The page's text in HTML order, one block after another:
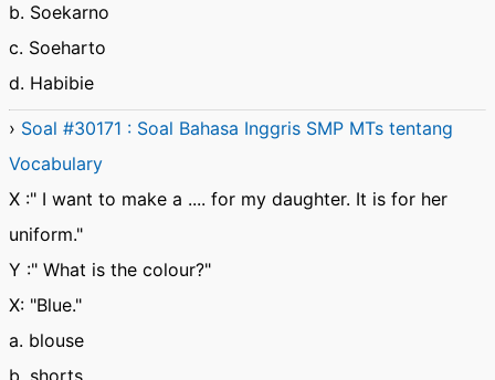
b. Soekarno
c. Soeharto
d. Habibie
› Soal #30171 : Soal Bahasa Inggris SMP MTs tentang
Vocabulary
X :" I want to make a .... for my daughter. It is for her
uniform."
Y :" What is the colour?"
X: "Blue."
a. blouse
b. shorts